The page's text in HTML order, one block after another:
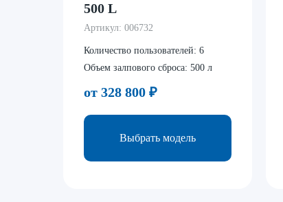
500 L
Артикул: 006732
Количество пользователей: 6
Объем залпового сброса: 500 л
от 328 800 ₽
Выбрать модель